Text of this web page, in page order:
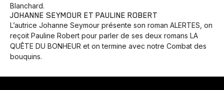
Blanchard.
JOHANNE SEYMOUR ET PAULINE ROBERT
L’autrice Johanne Seymour présente son roman ALERTES, on
reçoit Pauline Robert pour parler de ses deux romans LA
QUÊTE DU BONHEUR et on termine avec notre Combat des
bouquins.